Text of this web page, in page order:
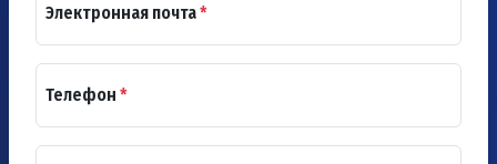
Электронная почта*
Телефон *